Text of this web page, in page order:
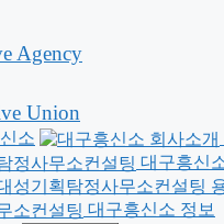
Agency
Union
소
대구흥신
대구흥신소 정보